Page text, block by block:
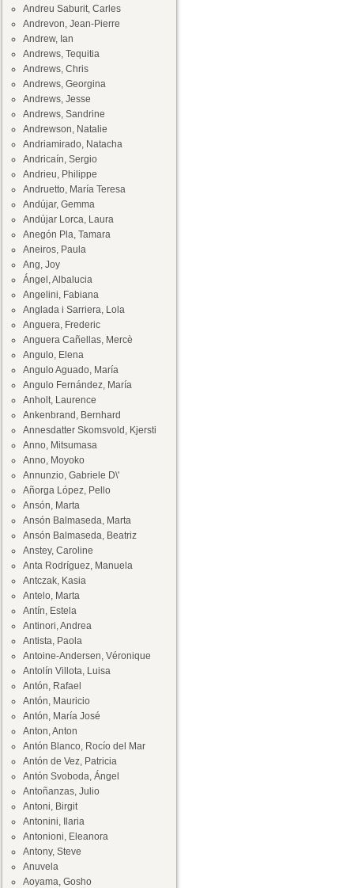
Andreu Saburit, Carles
Andrevon, Jean-Pierre
Andrew, Ian
Andrews, Tequitia
Andrews, Chris
Andrews, Georgina
Andrews, Jesse
Andrews, Sandrine
Andrewson, Natalie
Andriamirado, Natacha
Andricaín, Sergio
Andrieu, Philippe
Andruetto, María Teresa
Andújar, Gemma
Andújar Lorca, Laura
Anegón Pla, Tamara
Aneiros, Paula
Ang, Joy
Ángel, Albalucia
Angelini, Fabiana
Anglada i Sarriera, Lola
Anguera, Frederic
Anguera Cañellas, Mercè
Angulo, Elena
Angulo Aguado, María
Angulo Fernández, María
Anholt, Laurence
Ankenbrand, Bernhard
Annesdatter Skomsvold, Kjersti
Anno, Mitsumasa
Anno, Moyoko
Annunzio, Gabriele D\'
Añorga López, Pello
Ansón, Marta
Ansón Balmaseda, Marta
Ansón Balmaseda, Beatriz
Anstey, Caroline
Anta Rodríguez, Manuela
Antczak, Kasia
Antelo, Marta
Antín, Estela
Antinori, Andrea
Antista, Paola
Antoine-Andersen, Véronique
Antolín Villota, Luisa
Antón, Rafael
Antón, Mauricio
Antón, María José
Anton, Anton
Antón Blanco, Rocío del Mar
Antón de Vez, Patricia
Antón Svoboda, Ángel
Antoñanzas, Julio
Antoni, Birgit
Antonini, Ilaria
Antonioni, Eleanora
Antony, Steve
Anuvela
Aoyama, Gosho